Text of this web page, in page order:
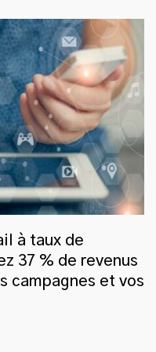
à taux de
37 % de revenus
campagnes et vos